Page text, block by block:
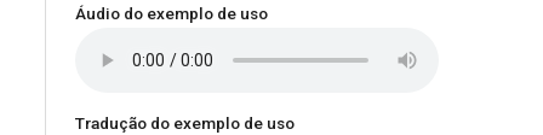
Áudio do exemplo de uso
Tradução do exemplo de uso